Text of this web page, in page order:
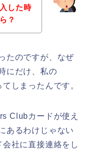
した時
？
たのですが、なぜ
にだけ、私の
しまったんです。
Clubカードが使え
あるわけじゃない
社に直接連絡をし